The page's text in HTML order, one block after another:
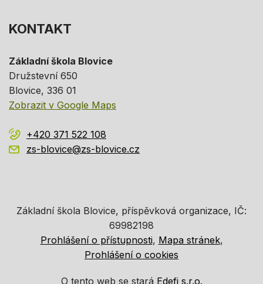
KONTAKT
Základní škola Blovice
Družstevní 650
Blovice, 336 01
Zobrazit v Google Maps
+420 371 522 108
zs-blovice@zs-blovice.cz
Základní škola Blovice, příspěvková organizace, IČ:
69982198
Prohlášení o přístupnosti Mapa stránek
Prohlášení o cookies
O tento web se stará Edefi s.r.o.